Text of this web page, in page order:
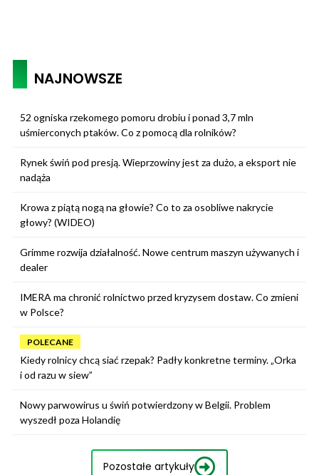
NAJNOWSZE
52 ogniska rzekomego pomoru drobiu i ponad 3,7 mln
uśmierconych ptaków. Co z pomocą dla rolników?
Rynek świń pod presją. Wieprzowiny jest za dużo, a eksport nie
nadąża
Krowa z piątą nogą na głowie? Co to za osobliwe nakrycie
głowy? (WIDEO)
Grimme rozwija działalność. Nowe centrum maszyn używanych i
dealer
IMERA ma chronić rolnictwo przed kryzysem dostaw. Co zmieni
w Polsce?
POLECANE
Kiedy rolnicy chcą siać rzepak? Padły konkretne terminy. „Orka
i od razu w siew”
Nowy parwowirus u świń potwierdzony w Belgii. Problem
wyszedł poza Holandię
Pozostałe artykuły